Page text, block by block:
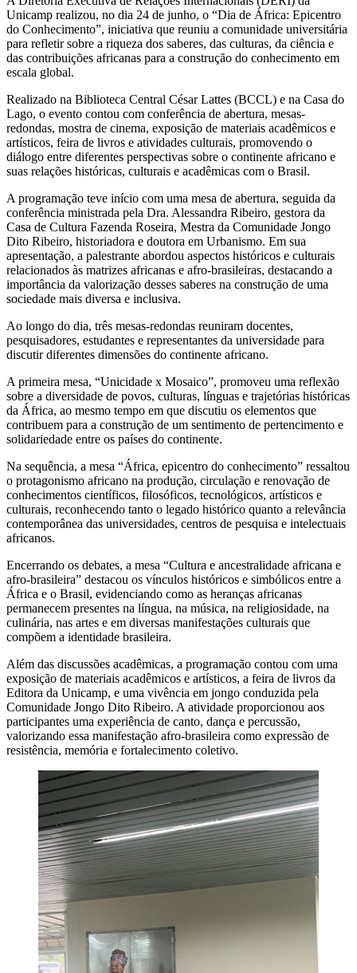
Unicamp realizou, no dia 24 de junho, o “Dia de África: Epicentro
do Conhecimento”, iniciativa que reuniu a comunidade universitária
para refletir sobre a riqueza dos saberes, das culturas, da ciência e
das contribuições africanas para a construção do conhecimento em
escala global.
Realizado na Biblioteca Central César Lattes (BCCL) e na Casa do
Lago, o evento contou com conferência de abertura, mesas-
redondas, mostra de cinema, exposição de materiais acadêmicos e
artísticos, feira de livros e atividades culturais, promovendo o
diálogo entre diferentes perspectivas sobre o continente africano e
suas relações históricas, culturais e acadêmicas com o Brasil.
A programação teve início com uma mesa de abertura, seguida da
conferência ministrada pela Dra. Alessandra Ribeiro, gestora da
Casa de Cultura Fazenda Roseira, Mestra da Comunidade Jongo
Dito Ribeiro, historiadora e doutora em Urbanismo. Em sua
apresentação, a palestrante abordou aspectos históricos e culturais
relacionados às matrizes africanas e afro-brasileiras, destacando a
importância da valorização desses saberes na construção de uma
sociedade mais diversa e inclusiva.
Ao longo do dia, três mesas-redondas reuniram docentes,
pesquisadores, estudantes e representantes da universidade para
discutir diferentes dimensões do continente africano.
A primeira mesa, “Unicidade x Mosaico”, promoveu uma reflexão
sobre a diversidade de povos, culturas, línguas e trajetórias históricas
da África, ao mesmo tempo em que discutiu os elementos que
contribuem para a construção de um sentimento de pertencimento e
solidariedade entre os países do continente.
Na sequência, a mesa “África, epicentro do conhecimento” ressaltou
o protagonismo africano na produção, circulação e renovação de
conhecimentos científicos, filosóficos, tecnológicos, artísticos e
culturais, reconhecendo tanto o legado histórico quanto a relevância
contemporânea das universidades, centros de pesquisa e intelectuais
africanos.
Encerrando os debates, a mesa “Cultura e ancestralidade africana e
afro-brasileira” destacou os vínculos históricos e simbólicos entre a
África e o Brasil, evidenciando como as heranças africanas
permanecem presentes na língua, na música, na religiosidade, na
culinária, nas artes e em diversas manifestações culturais que
compõem a identidade brasileira.
Além das discussões acadêmicas, a programação contou com uma
exposição de materiais acadêmicos e artísticos, a feira de livros da
Editora da Unicamp, e uma vivência em jongo conduzida pela
Comunidade Jongo Dito Ribeiro. A atividade proporcionou aos
participantes uma experiência de canto, dança e percussão,
valorizando essa manifestação afro-brasileira como expressão de
resistência, memória e fortalecimento coletivo.